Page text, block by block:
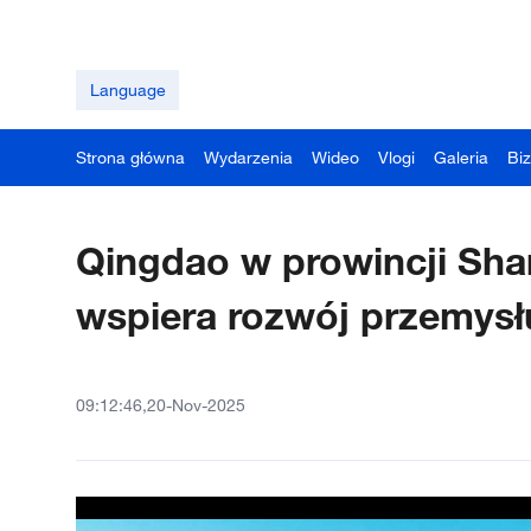
Language
Strona główna Wydarzenia Wideo Vlogi Galeria
Qingdao w prowincji
wspiera rozwój
09:12:46,20-Nov-2025